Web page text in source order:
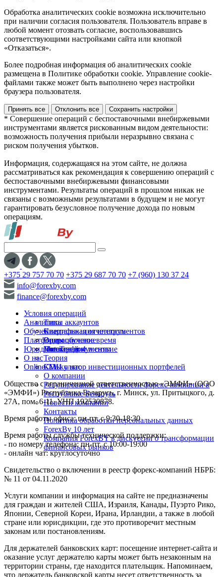
Обработка аналитических cookie возможна исключительно
при наличии согласия пользователя. Пользователь вправе в
любой момент отозвать согласие, воспользовавшись
соответствующими настройками сайта или кнопкой
«Отказаться».
Более подробная информация об аналитических cookie
размещена в Политике обработки cookie. Управление cookie-
файлами также может быть выполнено через настройки
браузера пользователя.
Принять все Отклонить все Сохранить настройки
* Совершение операций с беспоставочными внебиржевыми
инструментами является рискованным видом деятельности:
возможность получения прибыли неразрывно связана с
риском получения убытков.
Информация, содержащаяся на этом сайте, не должна
рассматриваться как рекомендация к совершению операций с
беспоставочными внебиржевыми финансовыми
инструментами. Результаты операций в прошлом никак не
связаны с возможными результатами в будущем и не могут
гарантировать безусловное получение дохода по новым
операциям.
+375 29 757 70 70 +375 29 687 70 70 +7 (960) 130 37 24
info@forexby.com
finance@forexby.com
Условия операций
Типы аккаунтов
Спецификация инструментов
Операционное время
Пополнение и снятие
Аналитика
Квартальная отчетность
Обучение
Видеообучение
Глоссарий
Теория
Калькулятор инвестиционных портфелей
Платформы
MetaTrader 4
Юридические документы
О нас
СМИ о нас
О компании
Регулирование деятельности форекс-компании в
Республике Беларусь
Новости компании
Контакты
Политика обработки персональных данных
ForexBy 10 лет
Компания ForexBY в дискуссии о трансформации
финансовых рынков
Online-TV
Общество с ограниченной ответственностью «ЭМФИ» (ООО
«ЭМФИ») Республика Беларусь, г. Минск, ул. Притыцкого, д.
27А, пом. 6-11. УНП 192530878.
Время работы офиса: пн-пт. с 9:30-18:30
Время работы службы технической поддержки:
- по номеру телефона: пн-пт. с 10:00-19:00
- онлайн чат: круглосуточно
Свидетельство о включении в реестр форекс-компаний НБРБ:
№ 11 от 04.11.2020
Услуги компании и информация на сайте не предназначены
для граждан и жителей США, Израиля, Канады, Пуэрто Рико,
Японии, Северной Кореи, Ирана, Ирландии, а также в любой
стране или юрисдикции, где это противоречит местным
законам или постановлениям.
Для держателей банковских карт: посещение интернет-сайта и
оказание услуг держателю карты может быть незаконным на
территории страны, где находится плательщик. Напоминаем,
что держатель банковской карты несет ответственность за